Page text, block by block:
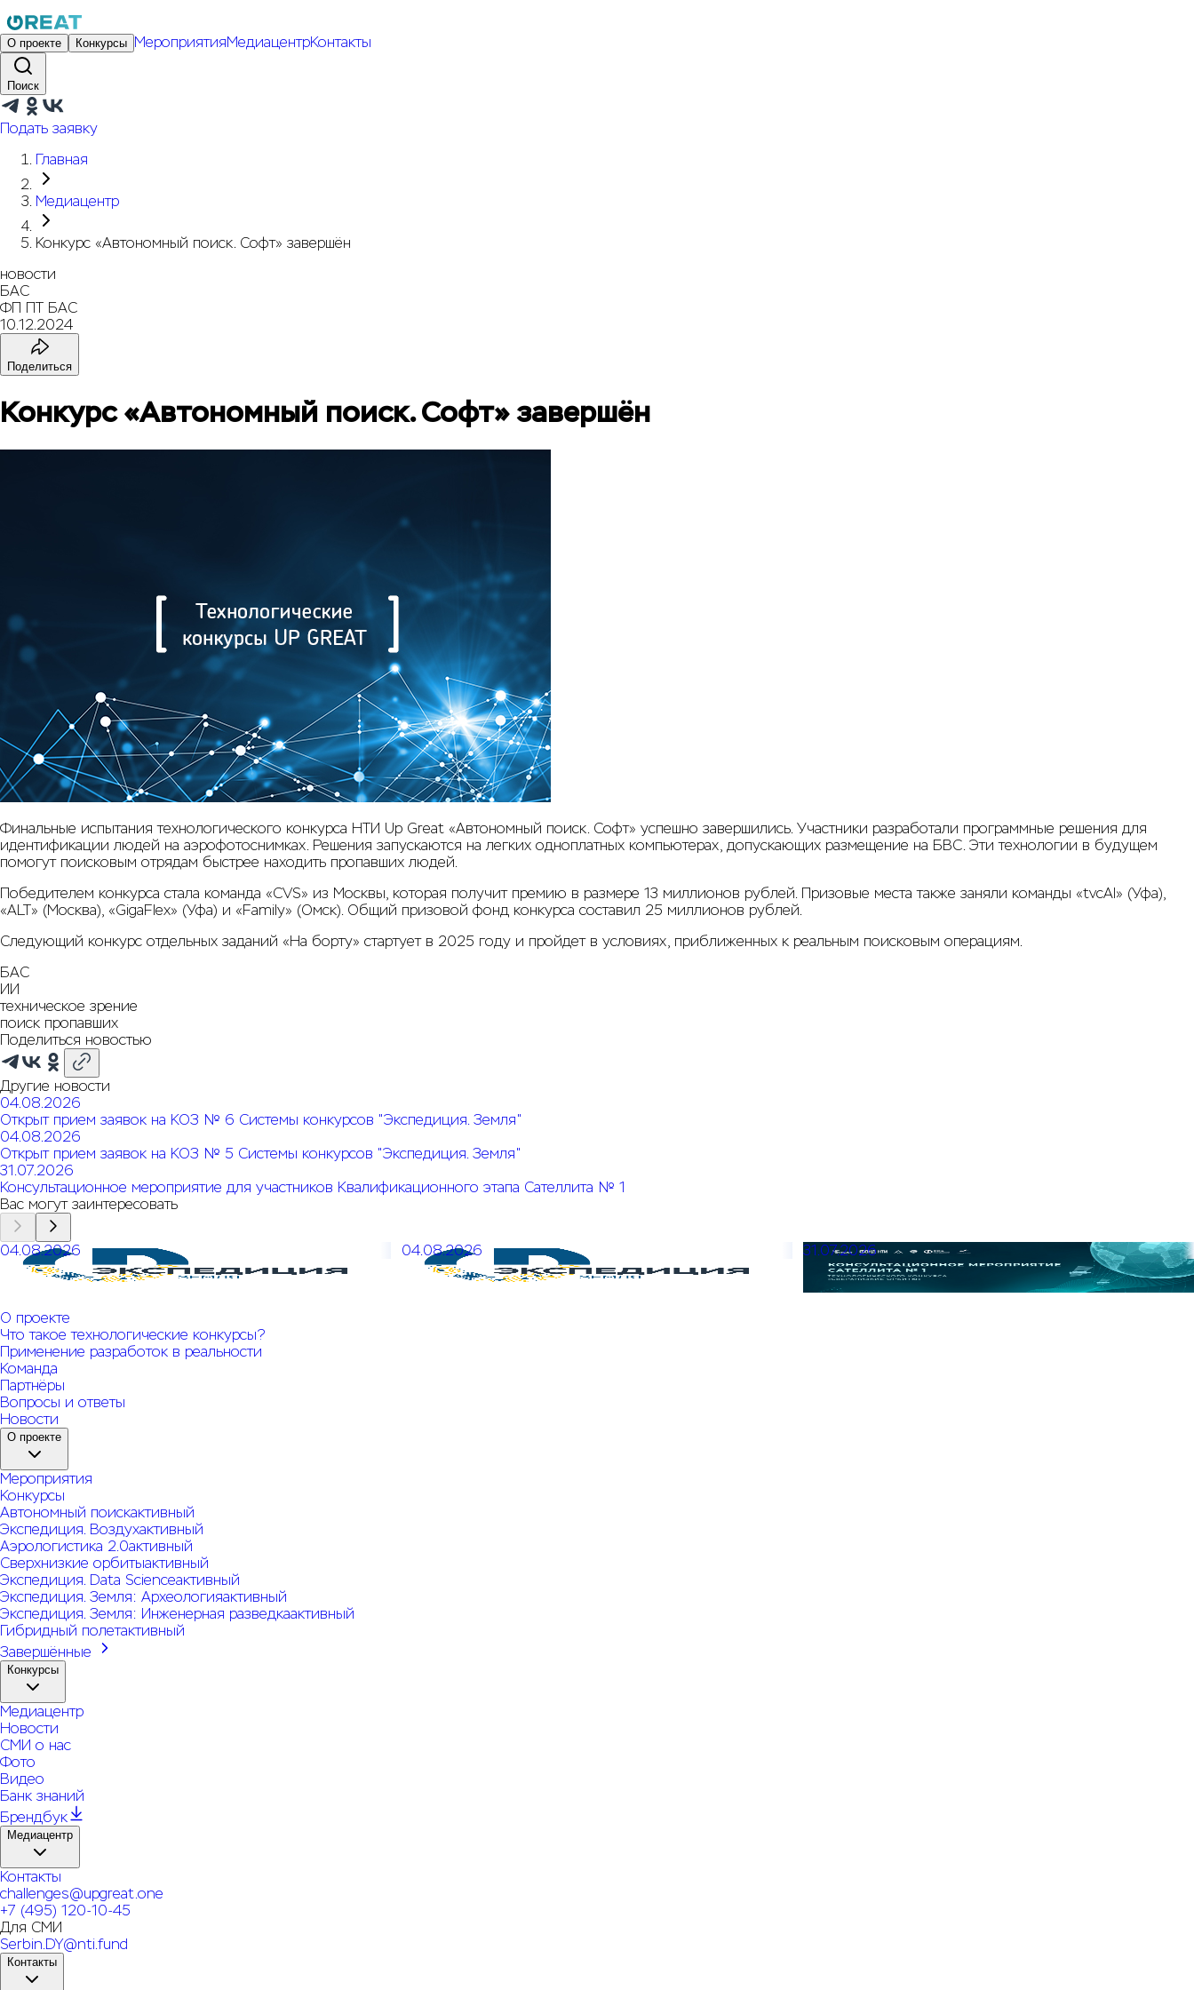
О проекте Конкурсы МероприятияМедиацентрКонтакты
Поиск
Подать заявку
Главная
Медиацентр
Конкурс «Автономный поиск. Софт» завершён
новости
БАС
ФП ПТ БАС
10.12.2024
Поделиться
Конкурс «Автономный поиск. Софт» завершён
Финальные испытания технологического конкурса НТИ Up Great «Автономный поиск. Софт» успешно завершились. Участники разработали программные решения для
идентификации людей на аэрофотоснимках. Решения запускаются на легких одноплатных компьютерах, допускающих размещение на БВС. Эти технологии в будущем
помогут поисковым отрядам быстрее находить пропавших людей.
Победителем конкурса стала команда «CVS» из Москвы, которая получит премию в размере 13 миллионов рублей. Призовые места также заняли команды «tvcAI» (Уфа),
«ALT» (Москва), «GigaFlex» (Уфа) и «Family» (Омск). Общий призовой фонд конкурса составил 25 миллионов рублей.
Следующий конкурс отдельных заданий «На борту» стартует в 2025 году и пройдет в условиях, приближенных к реальным поисковым операциям.
БАС
ИИ
техническое зрение
поиск пропавших
Поделиться новостью
Другие новости
04.08.2026
Открыт прием заявок на КОЗ № 6 Системы конкурсов "Экспедиция. Земля"
04.08.2026
Открыт прием заявок на КОЗ № 5 Системы конкурсов "Экспедиция. Земля"
31.07.2026
Консультационное мероприятие для участников Квалификационного этапа Сателлита № 1
Вас могут заинтересовать
04.08.2026
Открыт прием заявок на КОЗ № 6 Системы конкурсов
"Экспедиция. Земля"
04.08.2026
Открыт прием заявок на КОЗ № 5 Системы конкурсов
"Экспедиция. Земля"
31.07.2026
Консультационное мероприятие для участников
Квалификационного этапа Сателлита № 1
О проекте
Что такое технологические конкурсы?
Применение разработок в реальности
Команда
Партнёры
Вопросы и ответы
Новости
О проекте
Мероприятия
Конкурсы
Автономный поискактивный
Экспедиция. Воздухактивный
Аэрологистика 2.0активный
Сверхнизкие орбитыактивный
Экспедиция. Data Scienceактивный
Экспедиция. Земля: Археологияактивный
Экспедиция. Земля: Инженерная разведкаактивный
Гибридный полетактивный
Завершённые
Конкурсы
Медиацентр
Новости
СМИ о нас
Фото
Видео
Банк знаний
Брендбук
Медиацентр
Контакты
challenges@upgreat.one
+7 (495) 120-10-45
Для СМИ
Serbin.DY@nti.fund
Контакты